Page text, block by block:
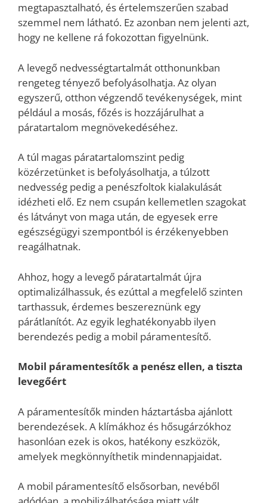
megtapasztalható, és értelemszerűen szabad
szemmel nem látható. Ez azonban nem jelenti azt,
hogy ne kellene rá fokozottan figyelnünk.
A levegő nedvességtartalmát otthonunkban
rengeteg tényező befolyásolhatja. Az olyan
egyszerű, otthon végzendő tevékenységek, mint
például a mosás, főzés is hozzájárulhat a
páratartalom megnövekedéséhez.
A túl magas páratartalomszint pedig
közérzetünket is befolyásolhatja, a túlzott
nedvesség pedig a penészfoltok kialakulását
idézheti elő. Ez nem csupán kellemetlen szagokat
és látványt von maga után, de egyesek erre
egészségügyi szempontból is érzékenyebben
reagálhatnak.
Ahhoz, hogy a levegő páratartalmát újra
optimalizálhassuk, és ezúttal a megfelelő szinten
tarthassuk, érdemes beszereznünk egy
párátlanítót. Az egyik leghatékonyabb ilyen
berendezés pedig a mobil páramentesítő.
Mobil páramentesítők a penész ellen, a tiszta
levegőért
A páramentesítők minden háztartásba ajánlott
berendezések. A klímákhoz és hősugárzókhoz
hasonlóan ezek is okos, hatékony eszközök,
amelyek megkönnyíthetik mindennapjaidat.
A mobil páramentesítő elsősorban, nevéből